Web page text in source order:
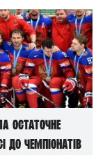
остаточне
до чемпіонатів